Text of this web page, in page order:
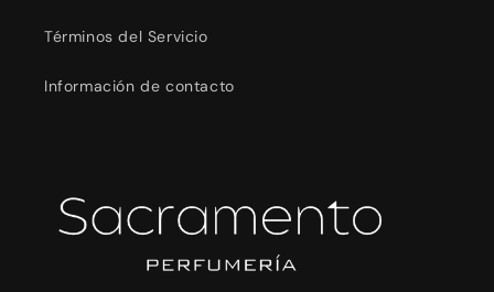
Términos del Servicio
Información de contacto